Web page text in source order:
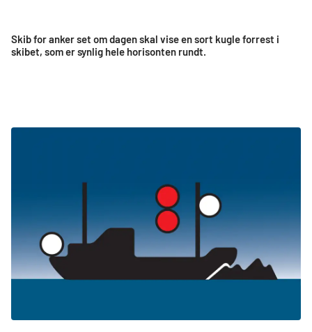
Skib for anker set om dagen skal vise en sort kugle forrest i
skibet, som er synlig hele horisonten rundt.